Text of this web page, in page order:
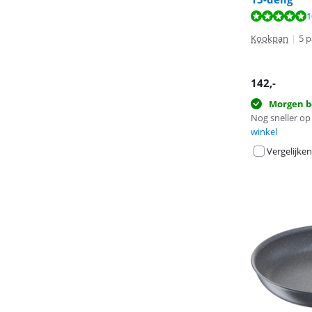
Beoordeling is
Kookpan | 5
142,-
Morgen
Nog sneller
winkel
Vergelijken
Beoordeling is
Beoordeling is